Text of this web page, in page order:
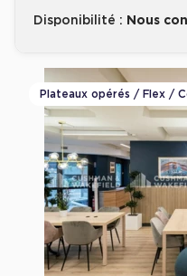
Disponibilité : Nous
Plateaux opérés / Flex /